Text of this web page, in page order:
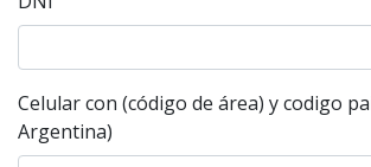
Celular con (código de área) y codigo
Argentina)